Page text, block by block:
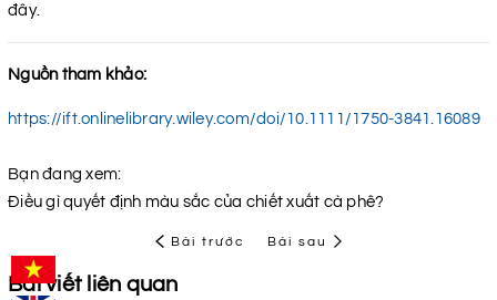
đây.
Nguồn tham khảo:
https://ift.onlinelibrary.wiley.com/doi/10.1111/1750-3841.16089
Bạn đang xem:
Điều gì quyết định màu sắc của chiết xuất cà phê?
Bài trước Bài sau
Bài viết liên quan